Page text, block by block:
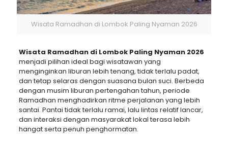
Wisata Ramadhan di Lombok Paling Nyaman 2026
Wisata Ramadhan di Lombok Paling Nyaman 2026
menjadi pilihan ideal bagi wisatawan yang
menginginkan liburan lebih tenang, tidak terlalu padat,
dan tetap selaras dengan suasana bulan suci. Berbeda
dengan musim liburan pertengahan tahun, periode
Ramadhan menghadirkan ritme perjalanan yang lebih
santai. Pantai tidak terlalu ramai, lalu lintas relatif lancar,
dan interaksi dengan masyarakat lokal terasa lebih
hangat serta penuh penghormatan.